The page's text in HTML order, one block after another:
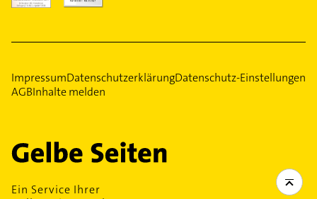
ImpressumDatenschutzerklärungDatenschutz-Einstellungen
AGBInhalte melden
Ein Service Ihrer